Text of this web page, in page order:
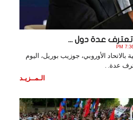
تعترف عدة دول ...
الأوروبي، جوزيب بوريل، اليوم
عدة. .
الـمــزيـد